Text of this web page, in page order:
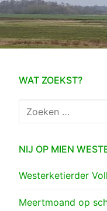
WAT ZOEKST?
Zoeken
NIJ OP MIEN
Westerketierder
Meertmoand op